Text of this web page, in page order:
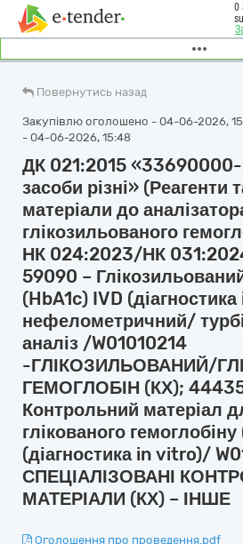
0
Повернутись назад
Закупівлю оголошено - 04-06-2026,
- 04-06-2026, 15:48
ДК 021:2015 «33690000-
засоби різні» (Реагенти
матеріали до
глікозильованого
НК 024:2023/НК
59090 –
(HbA1c) IVD
нефелометричний/
аналіз /W01010214
-ГЛІКОЗИЛЬОВАНИЙ/
ГЕМОГЛОБІН (КХ);
Контрольний матеріал
глікованого
(діагностика in vitro)/
СПЕЦІАЛІЗОВАНІ
МАТЕРІАЛИ (КХ) – ІНШЕ
Оголошення про проведення.pdf